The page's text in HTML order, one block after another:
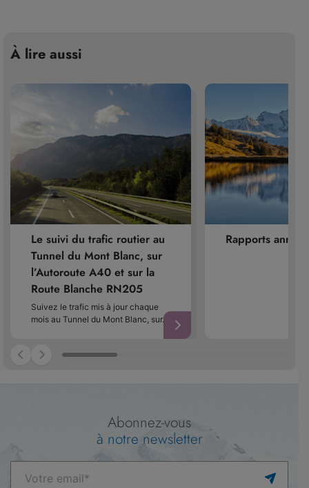
À lire aussi
Le suivi du trafic routier au
Tunnel du Mont Blanc, sur
l’Autoroute A40 et sur la
Route Blanche RN205
Suivez le trafic mis à jour chaque
mois au Tunnel du Mont Blanc, sur…
Rapports
Abonnez-vous
à notre newsletter